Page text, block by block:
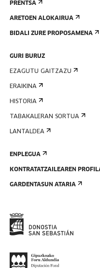
PRENTSA
ARETOEN ALOKAIRUA
BIDALI ZURE PROPOSAMENA
GURI BURUZ
EZAGUTU GAITZAZU
ERAIKINA
HISTORIA
TABAKALERAN SORTUA
LANTALDEA
ENPLEGUA
KONTRATATZAILEAREN
GARDENTASUN ATARIA